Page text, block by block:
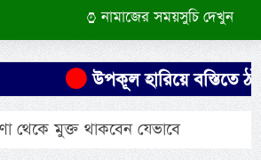
নামাজের সময়সুচি দেখুন
উপকূল হারিয়ে বস্তিতে
থেকে মুক্ত থাকবেন যেভাবে